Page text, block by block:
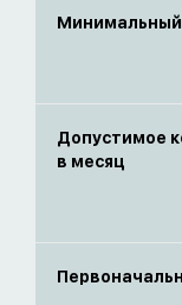
Минимальный
Допустимое
в месяц